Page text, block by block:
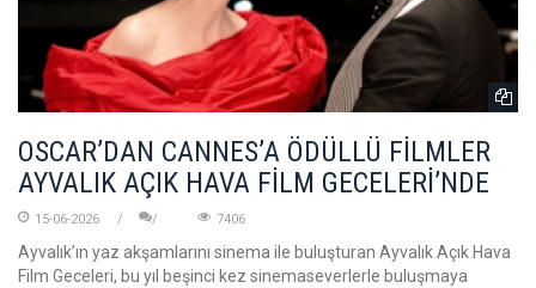
OSCAR’DAN CANNES’A ÖDÜLLÜ FİLMLER
AYVALIK AÇIK HAVA FİLM GECELERİ’NDE
15-06-2026 7406
Ayvalık’ın yaz akşamlarını sinema ile buluşturan Ayvalık Açık Hava
Film Geceleri, bu yıl beşinci kez sinemaseverlerle buluşmaya